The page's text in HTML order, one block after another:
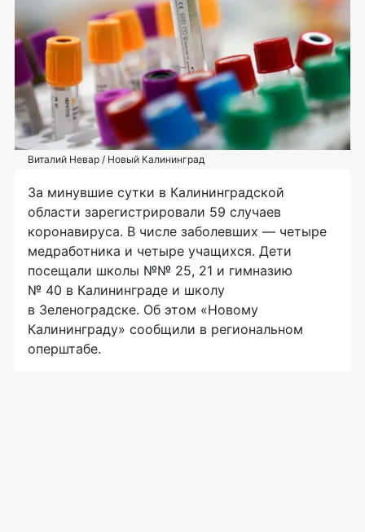
Виталий Невар / Новый Калининград
За минувшие сутки в Калининградской
области зарегистрировали 59 случаев
коронавируса. В числе заболевших — четыре
медработника и четыре учащихся. Дети
посещали школы №№ 25, 21 и гимназию
№ 40 в Калининграде и школу
в Зеленоградске. Об этом «Новому
Калининграду» сообщили в региональном
оперштабе.